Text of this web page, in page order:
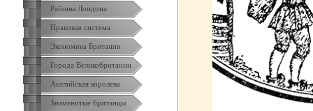
Районы Лондона
Правовая система
Экономика Британии
Города Великобритании
Английская королева
Знаменитые британцы